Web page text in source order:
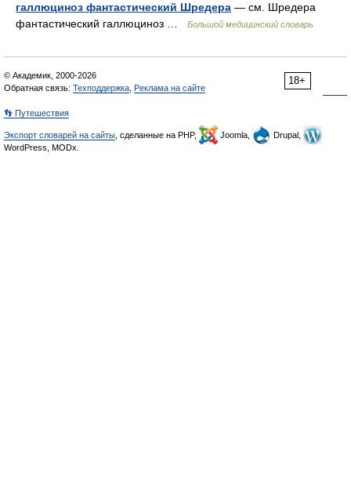
галлюциноз фантастический Шредера — см. Шредера
фантастический галлюциноз …
Большой медицинский словарь
18+
© Академик, 2000-2026
Обратная связь: Техподдержка Реклама на сайте
👣 Путешествия
Экспорт словарей на сайты , сделанные на PHP, Joomla,
Drupal,
WordPress, MODx.